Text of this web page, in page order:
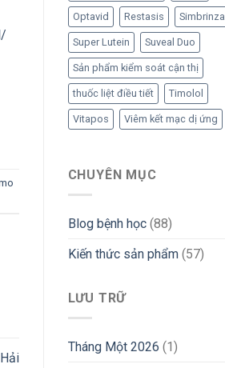
Optavid Restasis Simbrinza
Super Lutein Suveal Duo
Sản phẩm kiểm soát cận thị
thuốc liệt điều tiết Timolol
Vitapos Viêm kết mạc dị ứng
CHUYÊN MỤC
Blog bệnh học(88)
Kiến thức sản phẩm(57)
LƯU TRỮ
Tháng Một 2026 (1)